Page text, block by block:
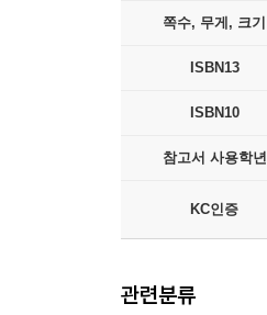
쪽수, 무게, 크기
ISBN13
ISBN10
참고서 사용학년
KC인증
관련분류